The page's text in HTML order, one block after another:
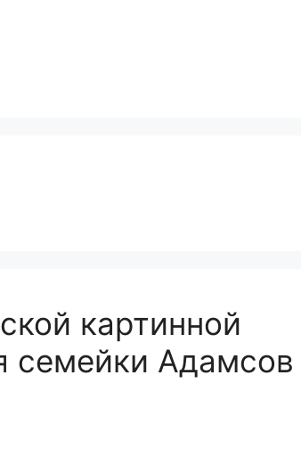
картинной
семейки Адамсов